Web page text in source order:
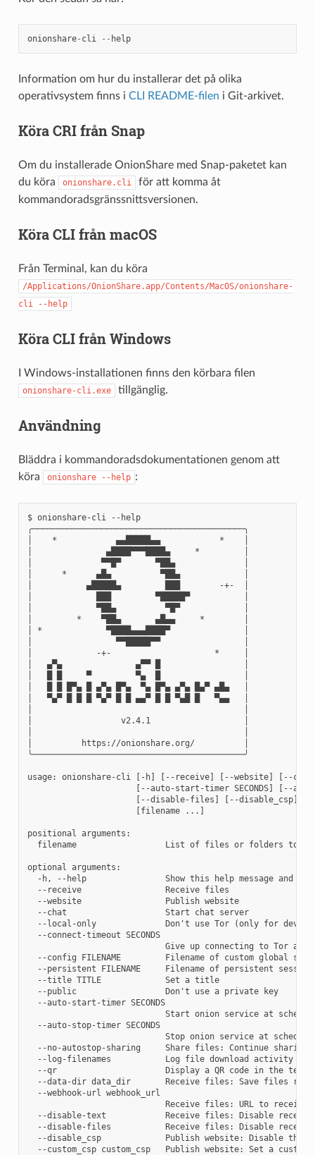
onionshare- cli -- help
Information om hur du installerar det på olika
operativsystem finns i CLI README-filen i Git-arkivet.
Köra CRI från Snap
Om du installerade OnionShare med Snap-paketet kan
du köra
onionshare.cli
för att komma åt
kommandoradsgränssnittsversionen.
Köra CLI från macOS
Från Terminal, kan du köra
/Applications/OnionShare.app/Contents/MacOS/onionshare-
cli
--help
Köra CLI från Windows
I Windows-installationen finns den körbara filen
onionshare-cli.exe tillgänglig.
Användning
Bläddra i kommandoradsdokumentationen genom att
köra
onionshare --help :
$ onionshare-cli --help
╭───────────────────────────────────────────╮
│    *            ▄▄█████▄▄            *    │
│               ▄████▀▀▀████▄     *         │
│              ▀▀█▀       ▀██▄              │
│      *      ▄█▄          ▀██▄             │
│           ▄█████▄         ███        -+-  │
│             ███         ▀█████▀           │
│             ▀██▄          ▀█▀             │
│         *    ▀██▄       ▄█▄▄     *        │
│ *             ▀████▄▄▄████▀               │
│                 ▀▀█████▀▀                 │
│             -+-                     *     │
│   ▄▀▄               ▄▀▀ █                 │
│   █ █     ▀         ▀▄  █                 │
│   █ █ █▀▄ █ ▄▀▄ █▀▄  ▀▄ █▀▄ ▄▀▄ █▄▀ ▄█▄   │
│   ▀▄▀ █ █ █ ▀▄▀ █ █ ▄▄▀ █ █ ▀▄█ █   ▀▄▄   │
│                  v2.4.1                   │
│          https://onionshare.org/          │
╰───────────────────────────────────────────╯
usage: onionshare-cli [-h] [--receive] [--website] [--chat]
[--auto-start-timer SECONDS] [--
[--disable-files] [--disable_csp]
                      [filename ...]
positional arguments:
filename                  List of files or folders to
optional arguments:
-h, --help                Show this help message and
  --receive                 Receive files
  --website                 Publish website
  --chat                    Start chat server
--local-only              Don't use Tor (only for
  --connect-timeout SECONDS
Give up connecting to Tor
--config FILENAME         Filename of custom global
  --persistent FILENAME     Filename of persistent session
  --title TITLE             Set a title
  --public                  Don't use a private key
  --auto-start-timer SECONDS
Start onion service at
  --auto-stop-timer SECONDS
Stop onion service at
--no-autostop-sharing     Share files: Continue
--log-filenames           Log file download activity to
--qr                      Display a QR code in the
--data-dir data_dir       Receive files: Save files
  --webhook-url webhook_url
Receive files: URL to receive
--disable-text            Receive files: Disable
--disable-files           Receive files: Disable
--disable_csp             Publish website: Disable the
--custom_csp custom_csp   Publish website: Set a custom